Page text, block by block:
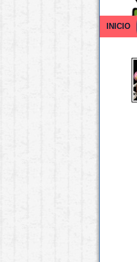
INICIO